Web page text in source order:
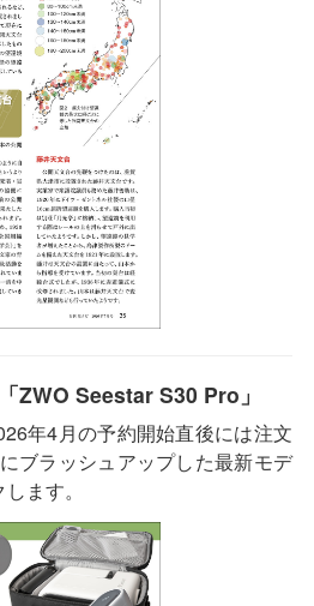
ZWO Seestar S30 Pro」
年4月の予約開始直後には注文
ブラッシュアップした最新モデ
ます。